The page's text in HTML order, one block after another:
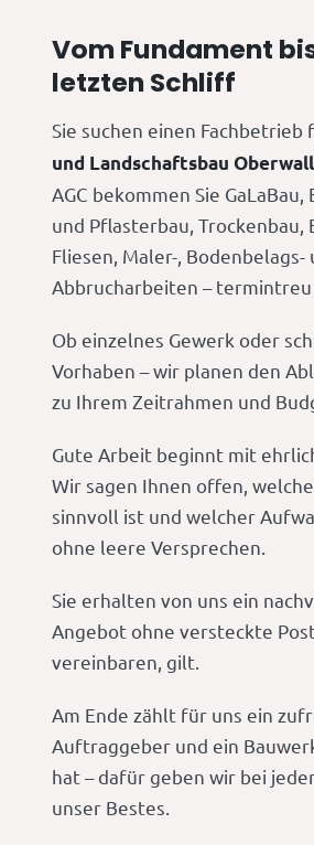
Vom Fundament
letzten Schliff
Sie suchen einen
und Landschaftsbau
AGC bekommen Sie GaLaBau,
und Pflasterbau, Trockenbau,
Fliesen, Maler-, Bodenbelags-
Abbrucharbeiten – termintreu
Ob einzelnes Gewerk oder
Vorhaben – wir planen den
zu Ihrem Zeitrahmen und
Gute Arbeit beginnt mit
Wir sagen Ihnen offen,
sinnvoll ist und welcher
ohne leere Versprechen.
Sie erhalten von uns ein
Angebot ohne versteckte
vereinbaren, gilt.
Am Ende zählt für uns ein
Auftraggeber und ein
hat – dafür geben wir bei
unser Bestes.